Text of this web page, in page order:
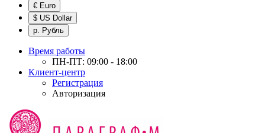
€ Euro
$ US Dollar
р. Рубль
Время работы
ПН-ПТ: 09:00 - 18:00
Клиент-центр
Регистрация
Авторизация